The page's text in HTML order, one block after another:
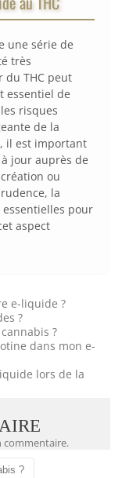
une série de
très
du THC peut
essentiel de
risques
de la
il est important
jour auprès de
ou
la
pour
aspect
e-liquide ?
?
?
dans mon e-
lors de la
commentaire.
?